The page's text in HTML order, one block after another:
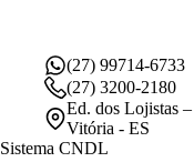
(27) 99714-6733
(27) 3200-2180
Ed. dos Lojistas
Vitória - ES
Sistema CNDL